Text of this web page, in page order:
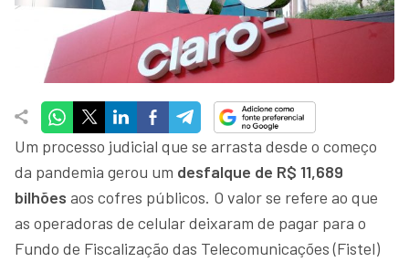
Um processo judicial que se arrasta desde o começo
da pandemia gerou um desfalque de R$ 11,689
bilhões aos cofres públicos. O valor se refere ao que
as operadoras de celular deixaram de pagar para o
Fundo de Fiscalização das Telecomunicações (Fistel)